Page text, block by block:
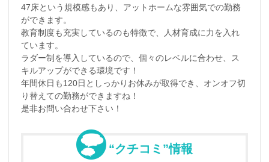
47床という規模感もあり、アットホームな雰囲気での勤務
ができます。
教育制度も充実しているのも特徴で、人材育成に力を入れ
ています。
ラダー制を導入しているので、個々のレベルに合わせ、ス
キルアップができる環境です！
年間休日も120日としっかりお休みが取得でき、オンオフ切
り替えての勤務ができますね！
是非お問い合わせ下さい！
“クチコミ”情報